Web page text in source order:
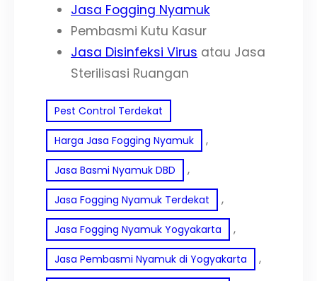
Jasa Fogging Nyamuk
Pembasmi Kutu Kasur
Jasa Disinfeksi Virus atau Jasa
Sterilisasi Ruangan
Pest Control Terdekat
Harga Jasa Fogging Nyamuk ,
Jasa Basmi Nyamuk DBD ,
Jasa Fogging Nyamuk Terdekat ,
Jasa Fogging Nyamuk Yogyakarta ,
Jasa Pembasmi Nyamuk di Yogyakarta ,